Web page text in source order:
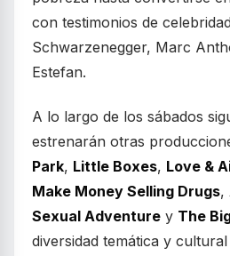
con testimonios de
Schwarzenegger, Marc
Estefan.
A lo largo de los sábados
estrenarán otras
Park, Little Boxes, Love &
Make Money Selling Drugs,
Sexual Adventure y The
diversidad temática y